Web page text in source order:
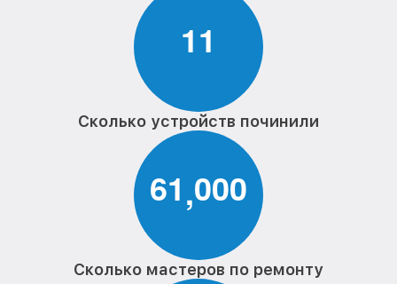
11
Сколько устройств починили
61,000
Сколько мастеров по ремонту